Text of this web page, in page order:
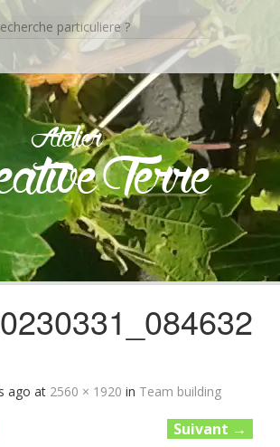
Atelier
Terre
ago at 2560 × 1920 in Team building
Suivant →